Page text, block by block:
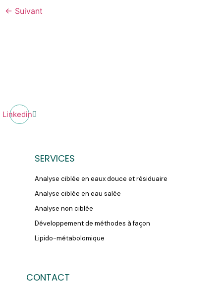
← Suivant
Linkedin
SERVICES
Analyse ciblée en eaux douce et résiduaire
Analyse ciblée en eau salée
Analyse non ciblée
Développement de méthodes à façon
Lipido-métabolomique
CONTACT